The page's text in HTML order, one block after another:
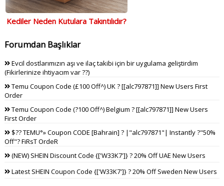
Kediler Neden Kutulara Takıntılıdır?
Forumdan Başlıklar
Evcil dostlarımızın aşı ve ilaç takibi için bir uygulama geliştirdim
(Fikirlerinize ihtiyacım var ??)
Temu Coupon Code (£100 Off^) UK ? [[alc797871]] New Users First
Order
Temu Coupon Code (?100 Off^) Belgium ? [[alc797871]] New Users
First Order
$?? TEMU°» Coupon CODE [Bahrain] ? |"alc797871"| Instantly ?"50%
Off"? FiRsT OrdeR
(NEW) SHEIN Discount Code {['W33K7']} ? 20% Off UAE New Users
Latest SHEIN Coupon Code {['W33K7']} ? 20% Off Sweden New Users